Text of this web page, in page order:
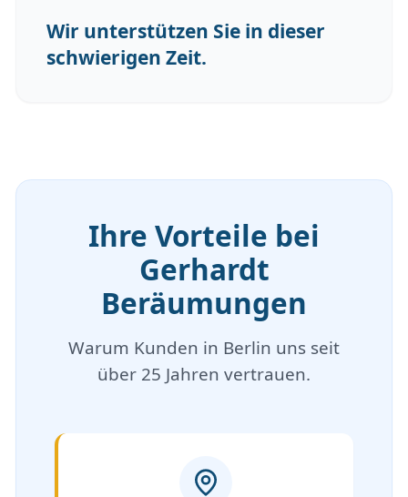
Wir unterstützen Sie in dieser
schwierigen Zeit.
Ihre Vorteile bei
Gerhardt
Beräumungen
Warum Kunden in Berlin uns seit
über 25 Jahren vertrauen.